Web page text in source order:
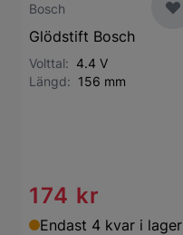
Bosch
Glödstift Bosch
Volttal: 4.4 V
Längd: 156 mm
174 kr
Endast 4 kvar i lager